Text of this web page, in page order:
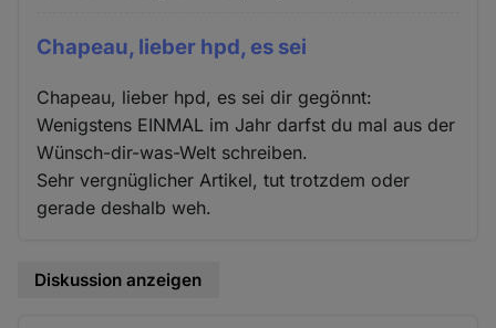
Chapeau, lieber hpd, es sei
Chapeau, lieber hpd, es sei dir gegönnt:
Wenigstens EINMAL im Jahr darfst du mal aus der
Wünsch-dir-was-Welt schreiben.
Sehr vergnüglicher Artikel, tut trotzdem oder
gerade deshalb weh.
Diskussion anzeigen